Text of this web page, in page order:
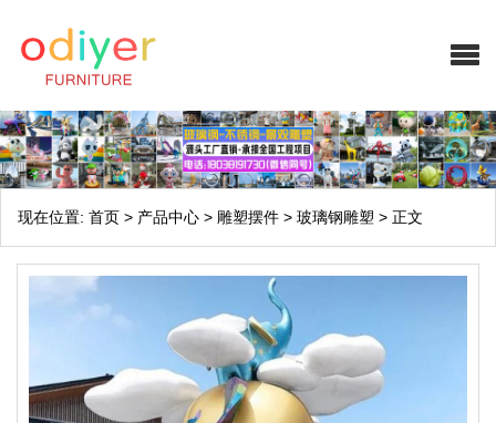
现在位置: 首页 > 产品中心 > 雕塑摆件 > 玻璃钢雕塑 > 正文